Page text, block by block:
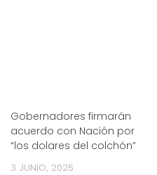
Gobernadores firmarán
acuerdo con Nación por
“los dolares del colchón”
3 JUNIO, 2025